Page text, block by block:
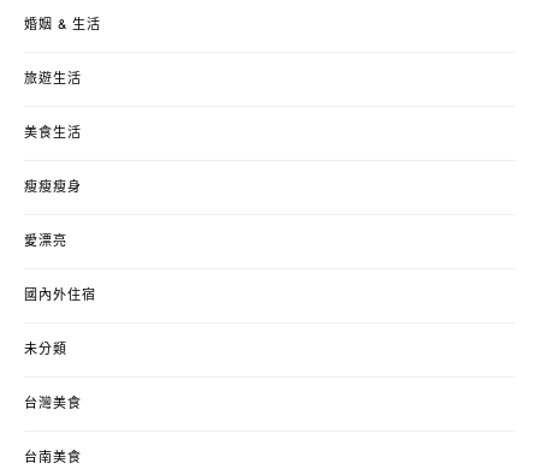
婚姻 & 生活
旅遊生活
美食生活
瘦瘦瘦身
愛漂亮
國內外住宿
未分類
台灣美食
台南美食